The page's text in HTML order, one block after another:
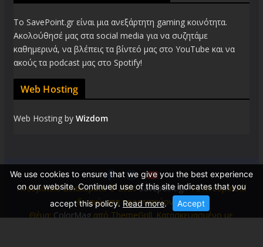
Το SavePoint.gr είναι μια ανεξάρτητη gaming κοινότητα.
Ακολούθησέ μας στα social media για να συζητάμε
καθημερινά, να βλέπεις τα βίντεό μας στο YouTube και να
ακούς τα podcast μας στο Spotify!
Web Hosting
Web Hosting by Wizdom
Πνευματικά Δικαιώματα © 2026Savepoint.gr. Τα πνευματικά
δικαιώματα προστατεύονται.
Θέμα:ColorMagαπό ThemeGrill. Κατασκευασμένο με
We use cookies to ensure that we give you the best experience
on our website. Continued use of this site indicates that you
accept this policy.Read more. Accept